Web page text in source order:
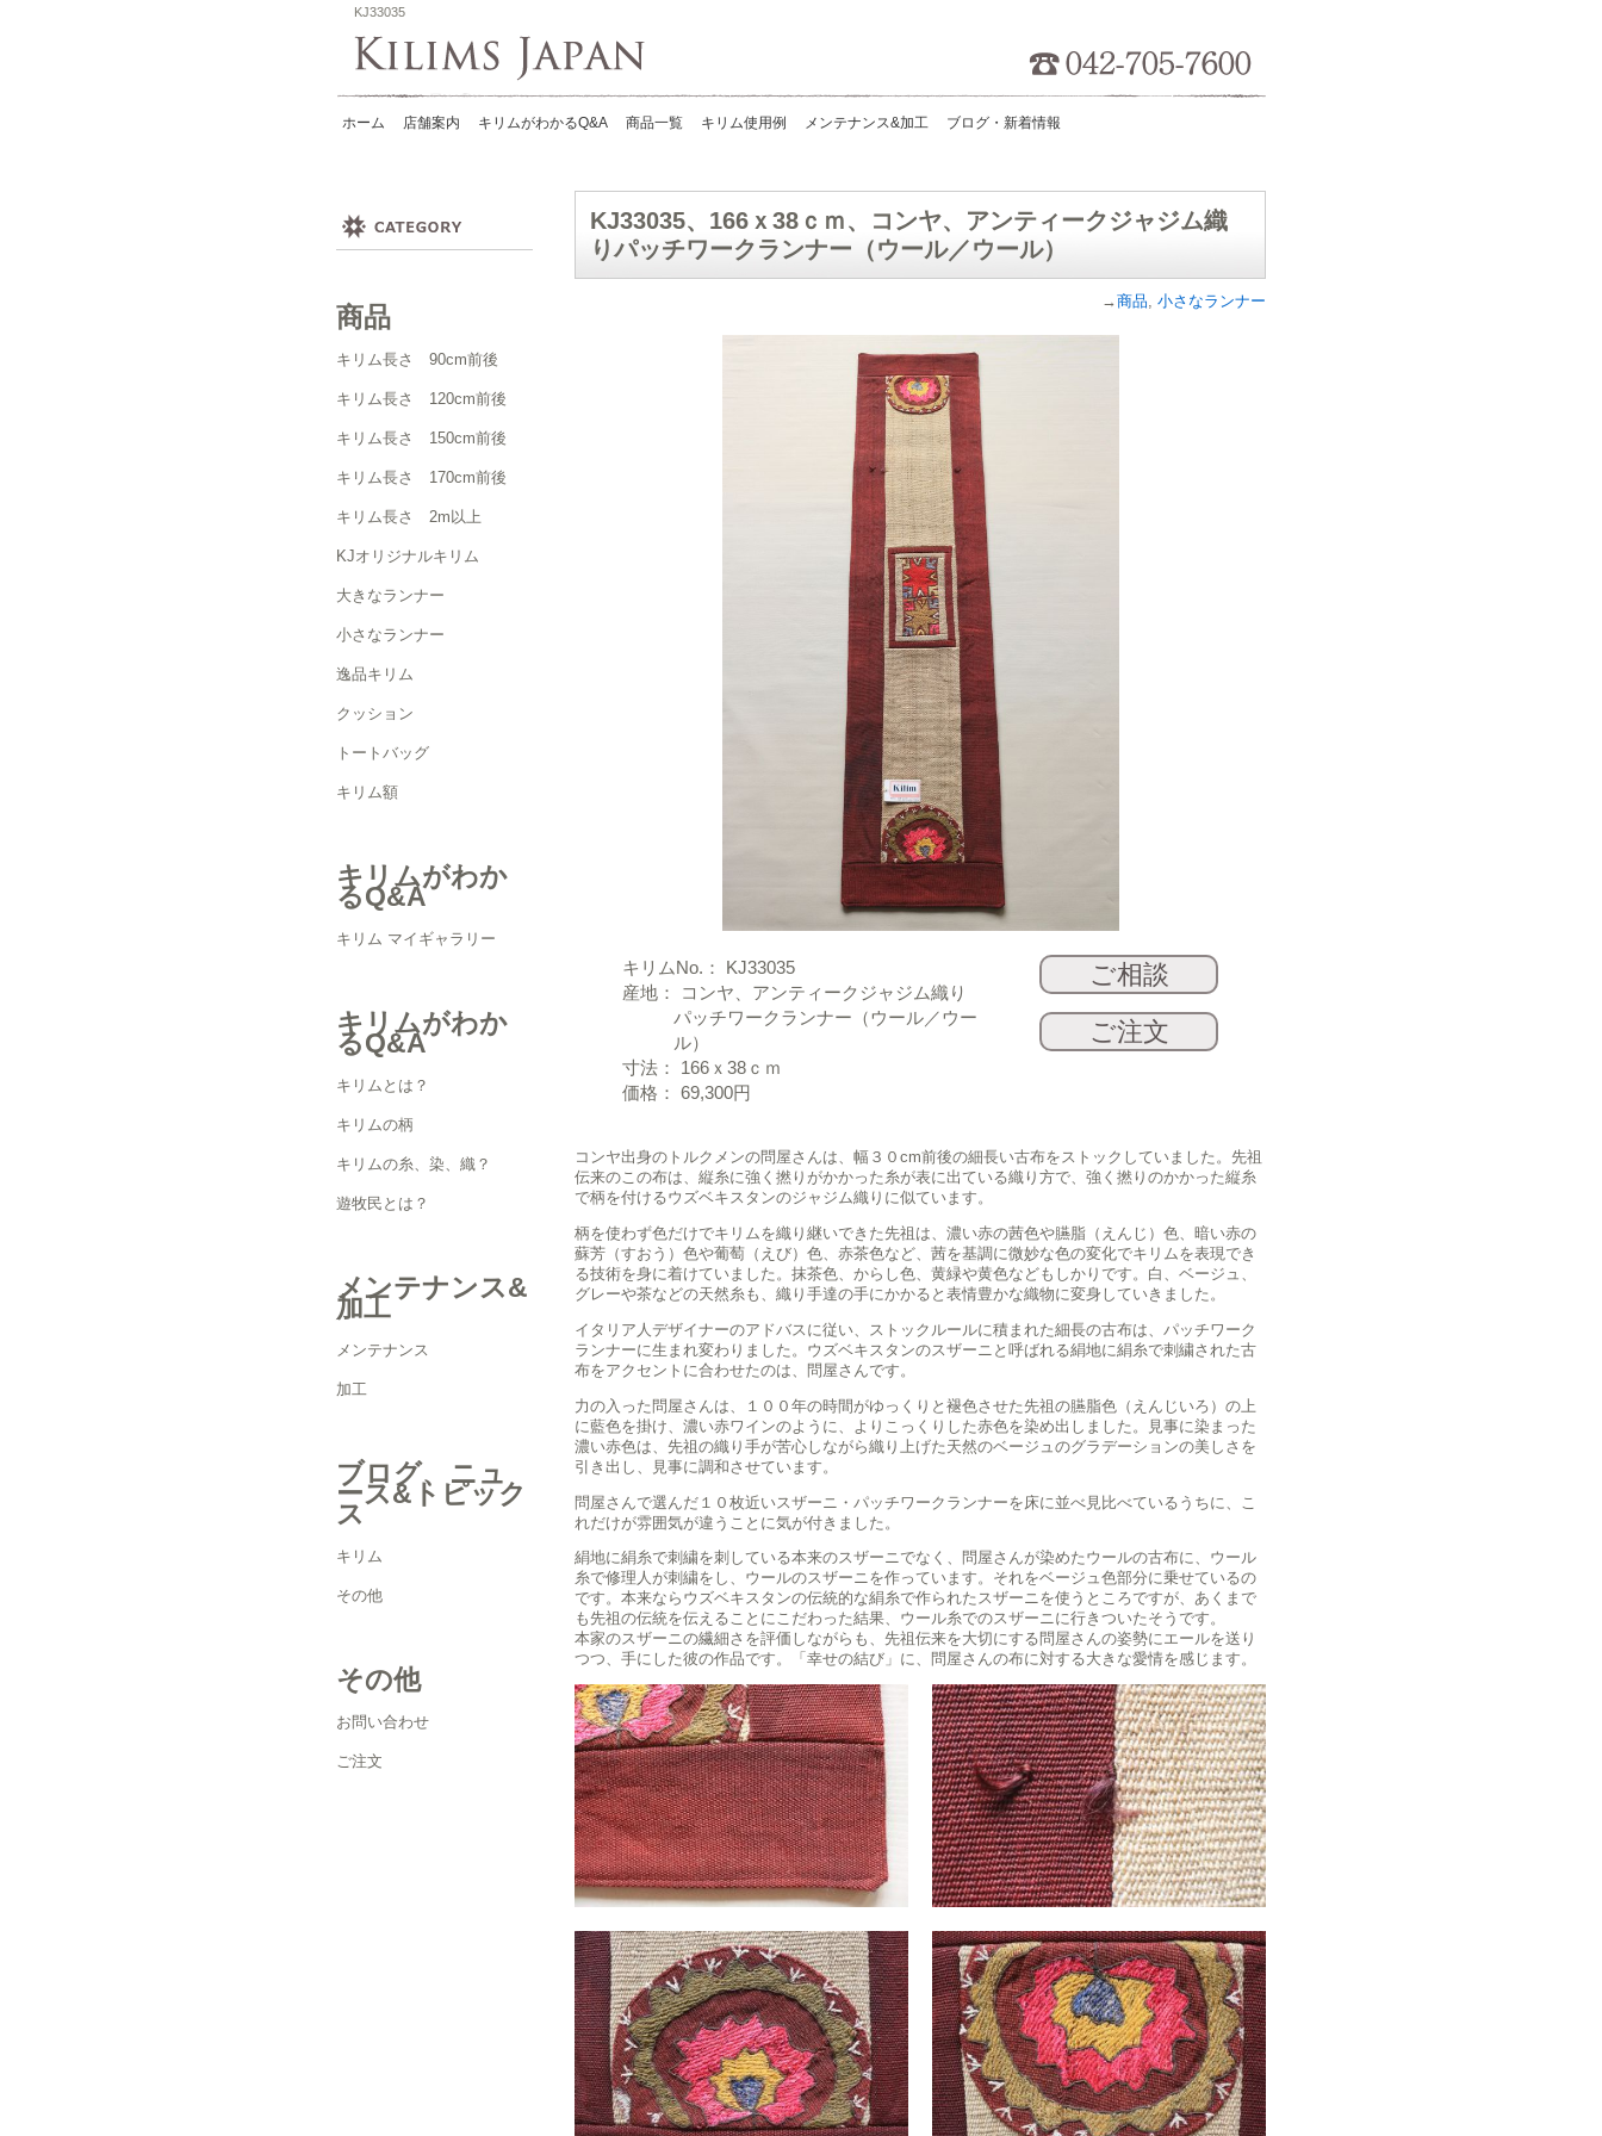
KJ33035
ホーム 店舗案内 キリムがわかるQ&A 商品一覧 キリム使用例 メンテナンス&加工 ブログ・新着情報
商品
キリム長さ 90cm前後
キリム長さ 120cm前後
キリム長さ 150cm前後
キリム長さ 170cm前後
キリム長さ 2m以上
KJオリジナルキリム
大きなランナー
小さなランナー
逸品キリム
クッション
トートバッグ
キリム額
キリムがわか
るQ&A
キリム マイギャラリー
キリムがわか
るQ&A
キリムとは？
キリムの柄
キリムの糸、染、織？
遊牧民とは？
メンテナンス&
加工
メンテナンス
加工
ブログ、ニュ
ース&トピック
ス
キリム
その他
その他
お問い合わせ
ご注文
KJ33035、166ｘ38ｃｍ、コンヤ、アンティークジャジム織
りパッチワークランナー（ウール／ウール）
→商品, 小さなランナー
キリムNo.： KJ33035
産地： コンヤ、アンティークジャジム織り
パッチワークランナー（ウール／ウー
ル）
寸法： 166ｘ38ｃｍ
価格： 69,300円
コンヤ出身のトルクメンの問屋さんは、幅３０cm前後の細長い古布をストックしていました。先祖
伝来のこの布は、縦糸に強く撚りがかかった糸が表に出ている織り方で、強く撚りのかかった縦糸
で柄を付けるウズベキスタンのジャジム織りに似ています。
柄を使わず色だけでキリムを織り継いできた先祖は、濃い赤の茜色や臙脂（えんじ）色、暗い赤の
蘇芳（すおう）色や葡萄（えび）色、赤茶色など、茜を基調に微妙な色の変化でキリムを表現でき
る技術を身に着けていました。抹茶色、からし色、黄緑や黄色などもしかりです。白、ベージュ、
グレーや茶などの天然糸も、織り手達の手にかかると表情豊かな織物に変身していきました。
イタリア人デザイナーのアドバスに従い、ストックルールに積まれた細長の古布は、パッチワーク
ランナーに生まれ変わりました。ウズベキスタンのスザーニと呼ばれる絹地に絹糸で刺繍された古
布をアクセントに合わせたのは、問屋さんです。
力の入った問屋さんは、１００年の時間がゆっくりと褪色させた先祖の臙脂色（えんじいろ）の上
に藍色を掛け、濃い赤ワインのように、よりこっくりした赤色を染め出しました。見事に染まった
濃い赤色は、先祖の織り手が苦心しながら織り上げた天然のベージュのグラデーションの美しさを
引き出し、見事に調和させています。
問屋さんで選んだ１０枚近いスザーニ・パッチワークランナーを床に並べ見比べているうちに、こ
れだけが雰囲気が違うことに気が付きました。
絹地に絹糸で刺繍を刺している本来のスザーニでなく、問屋さんが染めたウールの古布に、ウール
糸で修理人が刺繍をし、ウールのスザーニを作っています。それをベージュ色部分に乗せているの
です。本来ならウズベキスタンの伝統的な絹糸で作られたスザーニを使うところですが、あくまで
も先祖の伝統を伝えることにこだわった結果、ウール糸でのスザーニに行きついたそうです。
本家のスザーニの繊細さを評価しながらも、先祖伝来を大切にする問屋さんの姿勢にエールを送り
つつ、手にした彼の作品です。「幸せの結び」に、問屋さんの布に対する大きな愛情を感じます。